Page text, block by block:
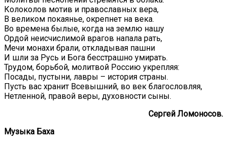
Колоколов мотив и православных вера,
В великом покаянье, окрепнет на века.
Во времена былые, когда на землю нашу
Ордой неисчислимой врагов напала рать,
Мечи монахи брали, откладывая пашни
И шли за Русь и Бога бесстрашно умирать.
Трудом, борьбой, молитвой Россию укрепляя:
Посады, пустыни, лавры – история страны.
Пусть вас хранит Всевышний, во век благословляя,
Нетленной, правой веры, духовности сыны.
Сергей Ломоносов.
Музыка Баха